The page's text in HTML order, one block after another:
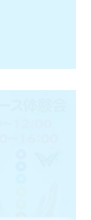
タジオ